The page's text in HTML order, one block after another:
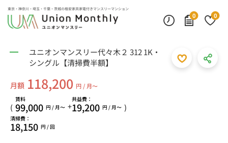
東京・神奈川・埼玉・千葉・茨城の格安家具家電付きマンスリーマンション
0
0
ユニオンマンスリー代々木２ 312 1K・
シングル【清掃費半額】
月額 118,200 円 / 月〜
(
賃料
99,000 円 / 月〜 +
共益費：
19,200 円 / 月〜 )
清掃費：
18,150 円 / 回